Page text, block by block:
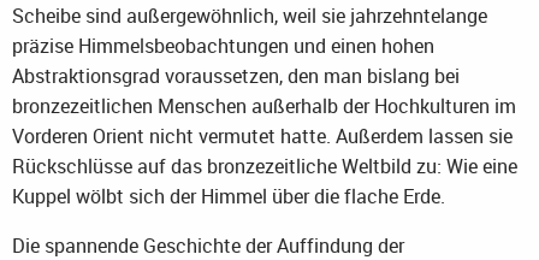
Scheibe sind außergewöhnlich, weil sie jahrzehntelange
präzise Himmelsbeobachtungen und einen hohen
Abstraktionsgrad voraussetzen, den man bislang bei
bronzezeitlichen Menschen außerhalb der Hochkulturen im
Vorderen Orient nicht vermutet hatte. Außerdem lassen sie
Rückschlüsse auf das bronzezeitliche Weltbild zu: Wie eine
Kuppel wölbt sich der Himmel über die flache Erde.
Die spannende Geschichte der Auffindung der